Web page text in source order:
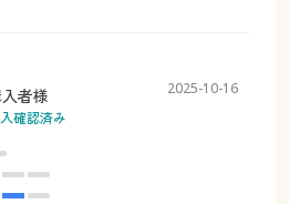
者様
確認済み
2025-10-16